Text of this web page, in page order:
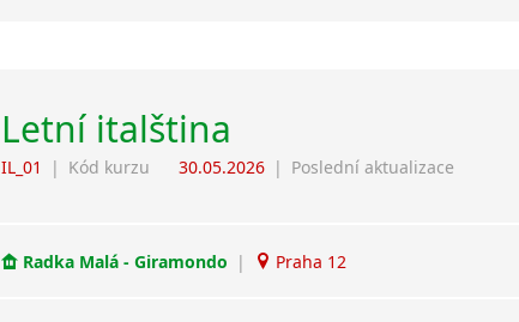
Letní italština
IL_01 | Kód kurzu 30.05.2026 | Poslední aktualizace
Radka Malá - Giramondo | Praha 12